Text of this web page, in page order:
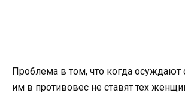
Проблема в том, что когда осуждают
им в противовес не ставят тех